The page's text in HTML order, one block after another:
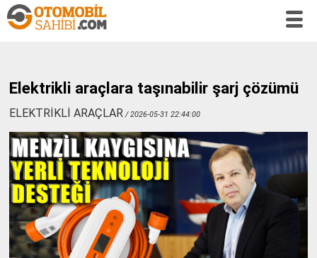
Elektrikli araçlara taşınabilir şarj çözümü
ELEKTRİKLİ ARAÇLAR / 2026-05-31 22:44:00